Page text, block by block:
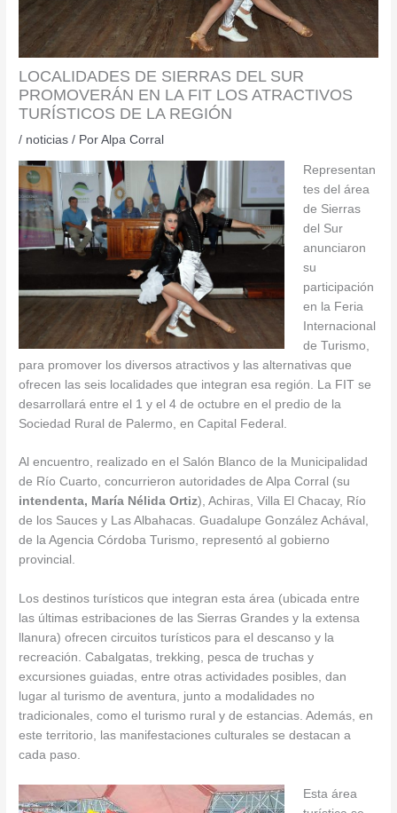
LOCALIDADES DE SIERRAS DEL SUR
PROMOVERÁN EN LA FIT LOS ATRACTIVOS
TURÍSTICOS DE LA REGIÓN
/ noticias / PorAlpa Corral
Representan
tes del área
de Sierras
del Sur
anunciaron
su
participación
en la Feria
Internacional
de Turismo,
para promover los diversos atractivos y las alternativas que
ofrecen las seis localidades que integran esa región. La FIT se
desarrollará entre el 1 y el 4 de octubre en el predio de la
Sociedad Rural de Palermo, en Capital Federal.
Al encuentro, realizado en el Salón Blanco de la Municipalidad
de Río Cuarto, concurrieron autoridades de Alpa Corral (su
intendenta, María Nélida Ortiz), Achiras, Villa El Chacay, Río
de los Sauces y Las Albahacas. Guadalupe González Achával,
de la Agencia Córdoba Turismo, representó al gobierno
provincial.
Los destinos turísticos que integran esta área (ubicada entre
las últimas estribaciones de las Sierras Grandes y la extensa
llanura) ofrecen circuitos turísticos para el descanso y la
recreación. Cabalgatas, trekking, pesca de truchas y
excursiones guiadas, entre otras actividades posibles, dan
lugar al turismo de aventura, junto a modalidades no
tradicionales, como el turismo rural y de estancias. Además, en
este territorio, las manifestaciones culturales se destacan a
cada paso.
Esta área